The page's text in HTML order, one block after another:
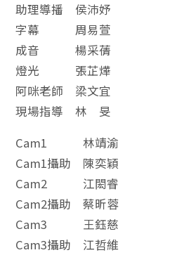
助理導播 侯沛妤
字幕 周易萱
成音 楊采蒨
燈光 張芷燁
阿咪老師 梁文宜
現場指導 林 旻
Cam1 林靖渝
Cam1攝助 陳奕穎
Cam2 江閎睿
Cam2攝助 蔡昕蓉
Cam3 王鈺慈
Cam3攝助 江哲維